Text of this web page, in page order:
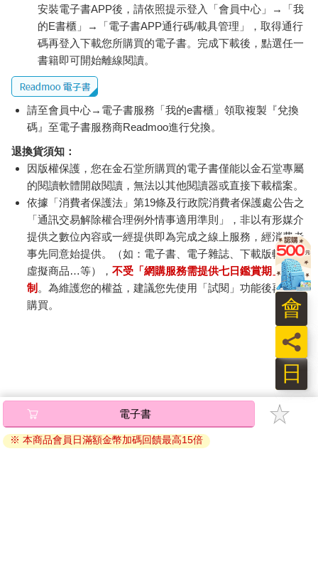
畫後已降至二十四萬五千人。工廠和其他住宅區（即郊區）緊鄰
著市區邊緣，南方坐擁港口、機場，以及散落群島的瀨戶內海，
而整個三角洲其餘三面則受群山環抱。谷本先生和松尾先生途經
熙來攘往的商店街，跨過兩條河流，走上己斐的斜坡街道，向位
警報便傳來（雷達操作員因為只偵測到三架飛機，誤以為只是觀
測機）。一路上將拖車推至那棟富人的宅邸相當費力，他們還是
成功把簞笥搬上車道並推至門口臺階前，隨後停下來歇息了片
刻。屋子的側翼正好擋住了望向市區的視野。像日本這一帶的多
數建築一樣，這棟宅邸由木造結構和木牆構成，承載著屋頂沉重
的瓦片。玄關內滿是一卷卷被褥和衣物，看來像是堆滿蓬鬆軟墊
的涼爽洞穴。大門右側有一座偌大又講究的枯山水庭園。當下並
無飛機駛過的隆然之聲。早晨寧靜，空氣涼爽宜人。
頃刻間，一道巨大的閃光劃破天際。谷本牧師仍清楚記得強光由
東向西劈過，從市區延伸至遠方的山丘，猶如一道橫掃天地的日
光。他和松尾先生都驚恐萬分，但他們距離爆炸中心三千五百碼
（約三．二公里）之外，還有時間反應過來。松尾先生立刻衝上
臺階進到屋內，躲入床褥堆裡並深埋其中。谷本牧師則連跨數
步，撲倒在庭院的兩塊巨石之間，將身體緊緊壓伏在石上，臉也
因貼著岩石而未能目睹變故。他感受到一股衝擊突然猛烈襲來，
碎裂的木頭和瓦片碎塊隨後紛紛落到身上。他並未聽見任何爆炸
的聲響。（廣島幾乎無人記得聽見爆炸的聲響。不過，在通津附
近的瀨戶內海的海面上，一名乘坐舢板的漁夫目擊到那道閃光，
也聽見了一聲驚天巨響，這名漁夫正好與谷本牧師的岳母和姨妹
住在一起；他遠在廣島三十二公里之外，那如雷霆般的震鳴卻比
B-29轟炸僅八公里外的岩國還要巨大。）
谷本牧師鼓起勇氣抬起頭來，見到松井先生的宅邸已然坍塌。他
安裝電子書APP後，請依照提示登入「會員中心」→「我
的E書櫃」→「電子書APP通行碼/載具管理」，取得通行
碼再登入下載您所購買的電子書。完成下載後，點選任一
書籍即可開始離線閱讀。
請至會員中心→電子書服務「我的e書櫃」領取複製『兌換
碼』至電子書服務商Readmoo進行兌換。
退換貨須知：
因版權保護，您在金石堂所購買的電子書僅能以金石堂專屬
的閱讀軟體開啟閱讀，無法以其他閱讀器或直接下載檔案。
依據「消費者保護法」第19條及行政院消費者保護處公告之
「通訊交易解除權合理例外情事適用準則」，非以有形媒介
提供之數位內容或一經提供即為完成之線上服務，經消費者
事先同意始提供。（如：電子書、電子雜誌、下載版軟體、
虛擬商品…等），不受「網購服務需提供七日鑑賞期」的限
制 。為維護您的權益，建議您先使用「試閱」功能後再付款
購買。
電子書
※ 本商品會員日滿額金幣加碼回饋最高15倍
日
員
會